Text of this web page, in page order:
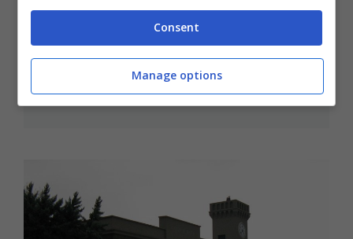
Formia / Il Comune accreditato al
Servizio Civile Universale
12 Giugno 2020
Consent
Manage options